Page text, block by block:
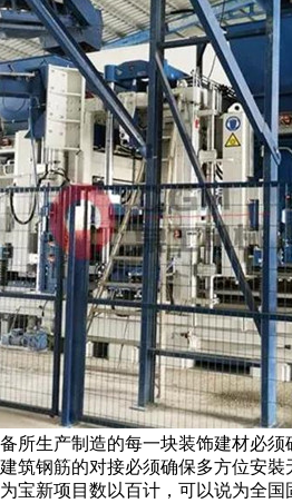
所生产制造的每一块装饰建材必
钢筋的对接必须确保多方位安裝
宝新项目数以百计，可以说为全